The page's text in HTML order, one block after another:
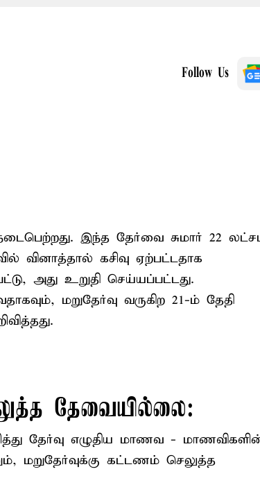
Follow Us
இந்த தேர்வை சுமார் 22
வினாத்தால் கசிவு ஏற்பட்டதாக
அது உறுதி செய்யப்பட்டது.
மறுதேர்வு வருகிற 21-ம் தேதி
தேவையில்லை:
தேர்வு எழுதிய மாணவ -
மறுதேர்வுக்கு கட்டணம் செலுத்த